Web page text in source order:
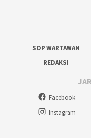
SOP WARTAWAN
REDAKSI
Facebook
Instagram